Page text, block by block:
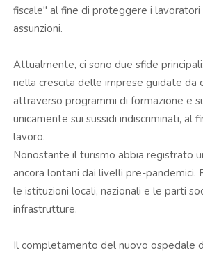
fiscale" al fine di proteggere i
assunzioni.
Attualmente, ci sono due sfide
nella crescita delle imprese guidate da
attraverso programmi di formazione e
unicamente sui sussidi indiscriminati,
lavoro.
Nonostante il turismo abbia registrato
ancora lontani dai livelli pre-
le istituzioni locali, nazionali e le parti
infrastrutture.
Il completamento del nuovo ospedale